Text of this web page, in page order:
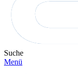
Suche
Menü